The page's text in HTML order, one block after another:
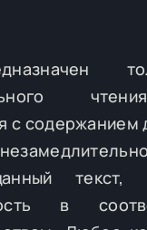
с содержанием
текст,
в